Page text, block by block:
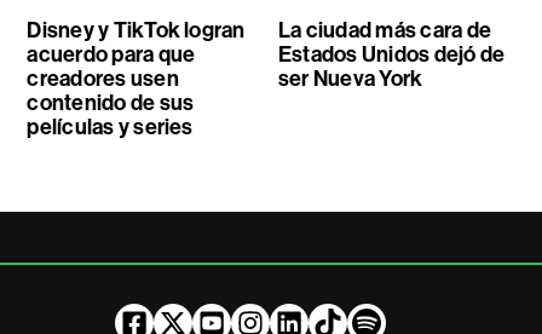
Disney y TikTok logran
acuerdo para que
creadores usen
contenido de sus
películas y series
La ciudad más cara de
Estados Unidos dejó de
ser Nueva York